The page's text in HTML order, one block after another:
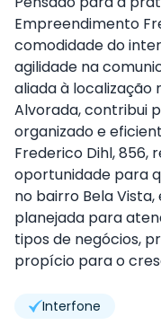
Empreendimento
comodidade do
agilidade na
aliada à localização
Alvorada, contribui
organizado e
Frederico Dihl, 856,
oportunidade para
no bairro Bela
planejada para
tipos de negócios,
propício para o
Interfone